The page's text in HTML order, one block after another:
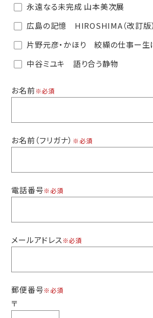
永遠なる未完成 山本美次展
広島の記憶 HIROSHIMA（改訂版）
片野元彦・かほり 絞纈の仕事ー生
中谷ミユキ 語り合う静物
お名前※必須
お名前（フリガナ） ※必須
電話番号※必須
メールアドレス※必須
郵便番号※必須
〒